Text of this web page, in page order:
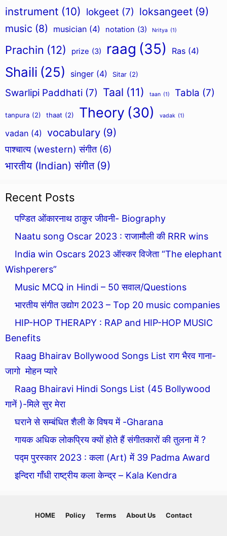
instrument (10) lokgeet (7) loksangeet (9)
music (8) musician (4) notation (3) Nritya (1)
Prachin (12) prize (3) raag (35) Ras (4)
Shaili (25) singer (4) Sitar (2)
Swarlipi Paddhati (7) Taal (11) taan (1) Tabla (7)
tanpura (2) thaat (2) Theory (30) vadak (1)
vadan (4) vocabulary (9)
पाश्चात्य (western) संगीत (6)
भारतीय (Indian) संगीत (9)
Recent Posts
पण्डित ओंकारनाथ ठाकुर जीवनी- Biography
Naatu song Oscar 2023 : राजामौली की RRR wins
India win Oscars 2023 ऑस्कर विजेता “The elephant
Wishperers”
Music MCQ in Hindi – 50 सवाल/Questions
भारतीय संगीत उद्योग 2023 – Top 20 music companies
HIP-HOP THERAPY : RAP and HIP-HOP MUSIC
Benefits
Raag Bhairav Bollywood Songs List राग भैरव गाना-
जागो मोहन प्यारे
Raag Bhairavi Hindi Songs List (45 Bollywood
गानें )-मिले सुर मेरा
घराने से सम्बंधित शैली के विषय में -Gharana
गायक अधिक लोकप्रिय क्यों होते हैं संगीतकारों की तुलना में ?
पद्म पुरस्कार 2023 : कला (Art) में 39 Padma Award
इन्दिरा गाँधी राष्ट्रीय कला केन्द्र – Kala Kendra
HOME Policy Terms About Us Contact